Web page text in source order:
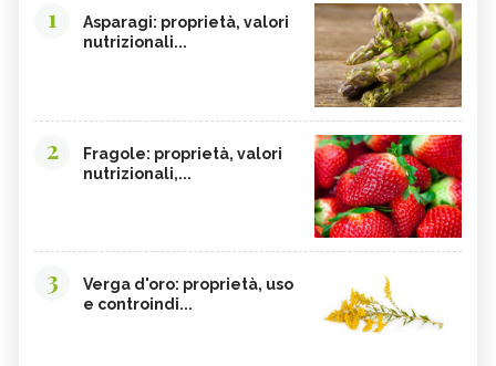
1
Asparagi: proprietà, valori
nutrizionali...
2
Fragole: proprietà, valori
nutrizionali,...
3
Verga d'oro: proprietà, uso
e controindi...